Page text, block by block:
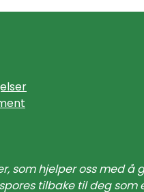
som hjelper oss med
tilbake til deg